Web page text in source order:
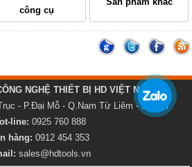
công cụ
NGHỆ THIẾT BỊ HD VIỆT NAM
- P.Đại Mỗ - Q.Nam Từ Liêm - Hà Nội
line: 0925 760 888
hàng: 0912 454 353
sales@hdtools.vn